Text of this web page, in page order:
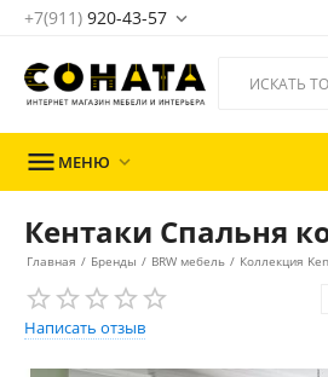
+7(911) 920-43-57 
 МЕНЮ 
Кентаки Спальня
Главная / Бренды / BRW мебель / Коллекция
Написать отзыв